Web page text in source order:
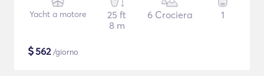
Yacht a motore
25 ft
8 m
6 Crociera 1
$562/giorno